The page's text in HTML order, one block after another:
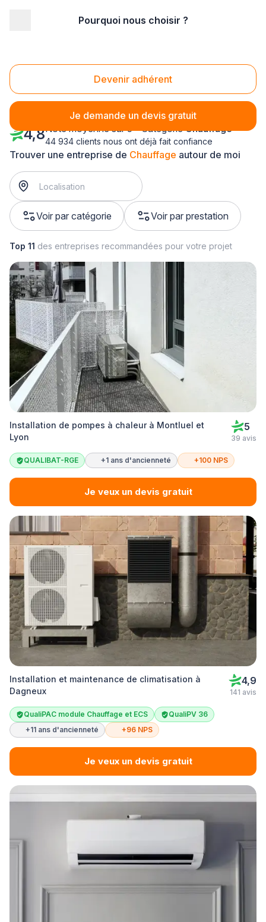
Pourquoi nous choisir ?
Devenir adhérent
Je demande un devis gratuit
Chauffage Ain (01)
Trouver une entreprise de Chauffage autour de moi
Voir par catégorie Voir par prestation
4,8Note moyenne sur 5 - CatégorieChauffage
44 934 clients nous ont déjà fait confiance
Top 11 des entreprises recommandées pour votre projet
Installation de pompes à chaleur à Montluel et
Lyon
5
39 avis
QUALIBAT-RGE +1 ans d'ancienneté +100 NPS
Je veux un devis gratuit
Installation et maintenance de climatisation à
Dagneux
4,9
141 avis
QualiPAC module Chauffage et ECS
QualiPV 36
+11 ans d'ancienneté
+96 NPS
Je veux un devis gratuit